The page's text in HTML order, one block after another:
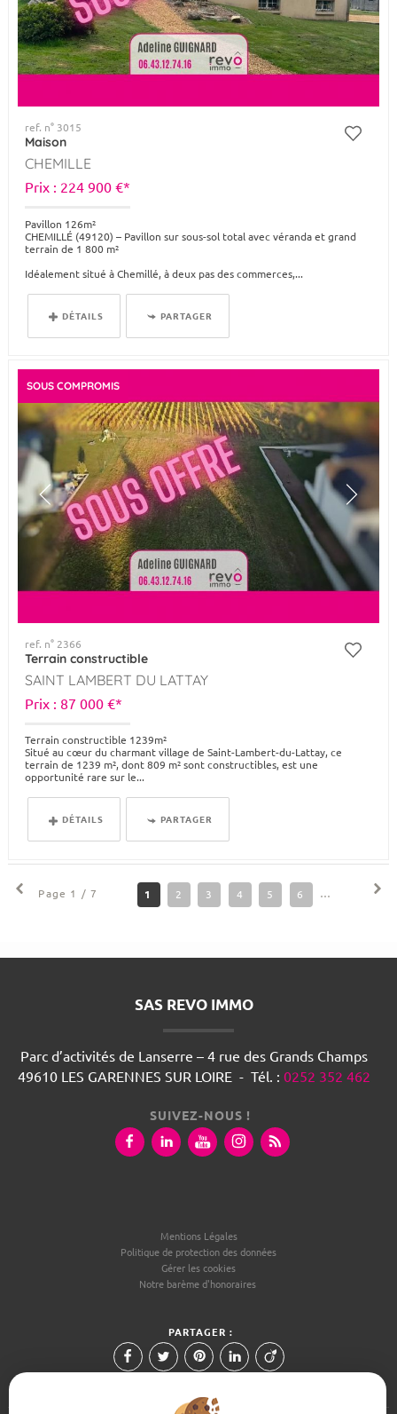
ref. n° 3015
Maison
CHEMILLE
Prix : 224 900 €*
Pavillon 126m²
CHEMILLÉ (49120) – Pavillon sur sous-sol total avec véranda et grand
terrain de 1 800 m²
Idéalement situé à Chemillé, à deux pas des commerces,...
DÉTAILS PARTAGER
SOUS COMPROMIS
ref. n° 2366
Terrain constructible
SAINT LAMBERT DU LATTAY
Prix : 87 000 €*
Terrain constructible 1239m²
Situé au cœur du charmant village de Saint-Lambert-du-Lattay, ce
terrain de 1239 m², dont 809 m² sont constructibles, est une
opportunité rare sur le...
DÉTAILS PARTAGER
Page 1 / 7 1 2 3 4 5 6 7
SAS REVO IMMO
Parc d’activités de Lanserre – 4 rue des Grands Champs
49610 LES GARENNES SUR LOIRE - Tél. : 0252 352 462
SUIVEZ-NOUS !
Mentions Légales
Politique de protection des données
Gérer les cookies
Notre barème d'honoraires
PARTAGER :